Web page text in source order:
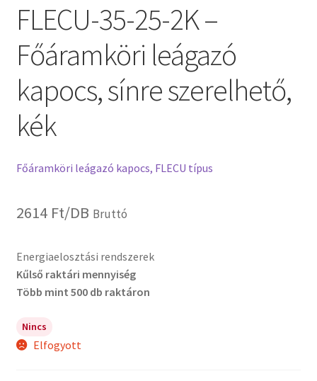
FLECU-35-25-2K –
Főáramköri leágazó
kapocs, sínre szerelhető,
kék
Főáramköri leágazó kapocs, FLECU típus
2614 Ft/DB Bruttó
Energiaelosztási rendszerek
Kűlső raktári mennyiség
Több mint 500 db raktáron
Nincs
Elfogyott